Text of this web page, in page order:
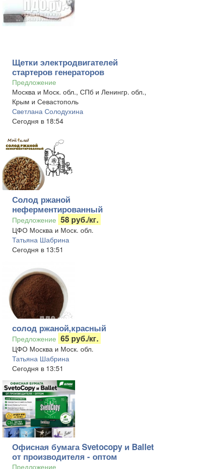
Щетки электродвигателей
стартеров генераторов
Предложение
Москва и Моск. обл., СПб и Ленингр. обл.,
Крым и Севастополь
Светлана Солодухина
Сегодня в 18:54
Солод ржаной
неферментированный
Предложение 58 руб./кг.
ЦФО Москва и Моск. обл.
Татьяна Шабрина
Сегодня в 13:51
солод ржаной,красный
Предложение 65 руб./кг.
ЦФО Москва и Моск. обл.
Татьяна Шабрина
Сегодня в 13:51
Офисная бумага Svetocopy и Ballet
от производителя - оптом
Предложение